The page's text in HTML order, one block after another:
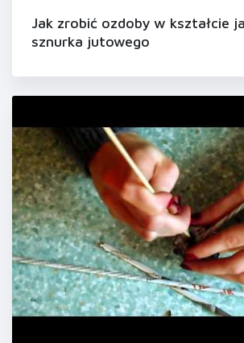
Jak zrobić ozdoby w kształcie
sznurka jutowego